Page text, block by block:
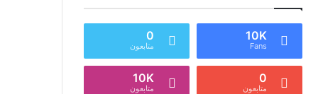
10K
Fans
0
متابعون
0
متابعون
10K
متابعون